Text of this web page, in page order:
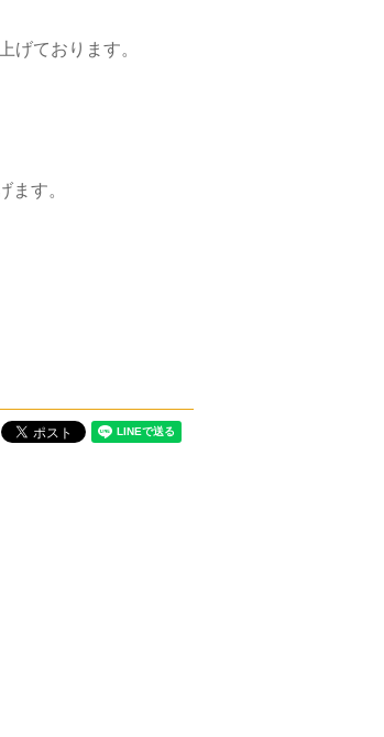
げております。
す。